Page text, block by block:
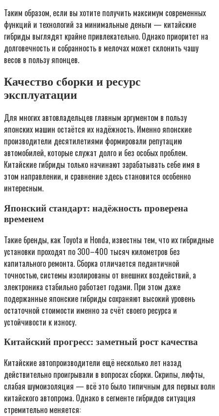
Таким образом, если вы хотите получить максимум современных
функций и технологий за минимальные деньги — китайские
гибриды выглядят крайне привлекательно. Однако приоритет на
долговечность и собранность в мелочах может склонить чашу
весов в пользу японцев.
Качество сборки и ресурс
эксплуатации
Для многих автовладельцев главным аргументом в пользу
японских машин остаётся их надёжность. Именно японские
производители десятилетиями формировали репутацию
автомобилей, которые служат долго и без особых проблем.
Китайские гибриды только начинают зарабатывать себе имя в
этом направлении, и сравнение здесь становится особенно
интересным.
Японский стандарт: надёжность проверена
временем
Такие бренды, как Toyota и Honda, известны тем, что их гибридные
установки проходят по 300–400 тысяч километров без
капитального ремонта. Сборка отличается педантичной
точностью, системы изолированы от внешних воздействий, а
электроника стабильно работает годами. При этом даже
подержанные японские гибриды сохраняют высокий уровень
остаточной стоимости именно за счёт своего ресурса и
устойчивости к износу.
Китайский прогресс: заметный рост качества
Китайские автопроизводители ещё несколько лет назад
действительно проигрывали в вопросах сборки. Скрипы, люфты,
слабая шумоизоляция — всё это было типичным для первых волн
китайского автопрома. Однако в сегменте гибридов ситуация
стремительно меняется: